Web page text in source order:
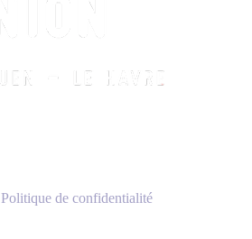
Politique de confidentialité